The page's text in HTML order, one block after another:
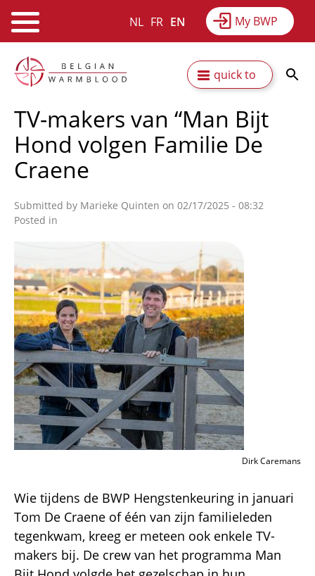
Skip
content
My BWP
NL FR EN
Secundaire
navigatie
Webshop News
quick to
TV-makers van “Man Bijt
Hond volgen Familie De
Craene
Submitted by Marieke Quinten on 02/17/2025 - 08:32
Posted in
Dirk Caremans
Wie tijdens de BWP Hengstenkeuring in januari
Tom De Craene of één van zijn familieleden
tegenkwam, kreeg er meteen ook enkele TV-
makers bij. De crew van het programma Man